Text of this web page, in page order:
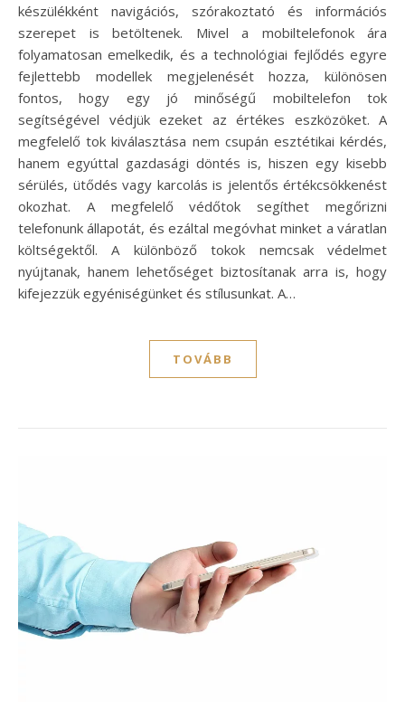
készülékként navigációs, szórakoztató és információs
szerepet is betöltenek. Mivel a mobiltelefonok ára
folyamatosan emelkedik, és a technológiai fejlődés egyre
fejlettebb modellek megjelenését hozza, különösen
fontos, hogy egy jó minőségű mobiltelefon tok
segítségével védjük ezeket az értékes eszközöket. A
megfelelő tok kiválasztása nem csupán esztétikai kérdés,
hanem egyúttal gazdasági döntés is, hiszen egy kisebb
sérülés, ütődés vagy karcolás is jelentős értékcsökkenést
okozhat. A megfelelő védőtok segíthet megőrizni
telefonunk állapotát, és ezáltal megóvhat minket a váratlan
költségektől. A különböző tokok nemcsak védelmet
nyújtanak, hanem lehetőséget biztosítanak arra is, hogy
kifejezzük egyéniségünket és stílusunkat. A…
TOVÁBB